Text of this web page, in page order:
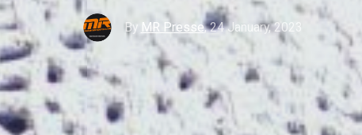
By MR Presse,24 January, 2023